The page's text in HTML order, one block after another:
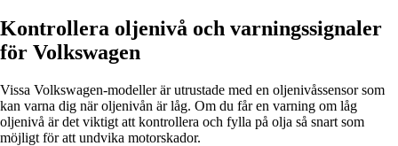
Kontrollera oljenivå och varningssignaler
för Volkswagen
Vissa Volkswagen-modeller är utrustade med en oljenivåssensor som
kan varna dig när oljenivån är låg. Om du får en varning om låg
oljenivå är det viktigt att kontrollera och fylla på olja så snart som
möjligt för att undvika motorskador.